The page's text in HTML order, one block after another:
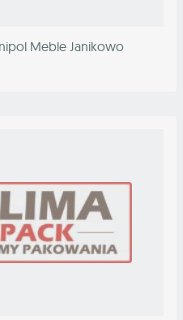
Meble Janikowo